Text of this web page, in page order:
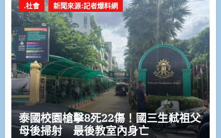
.社會 新聞來源:記者爆料網
泰國校園槍擊8死22傷！國三生弒祖父
母後掃射 最後教室內身亡